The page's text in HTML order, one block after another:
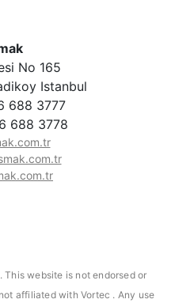
No 165
Istanbul
688 3777
688 3778
website is not endorsed or
affiliated with Vortec . Any use